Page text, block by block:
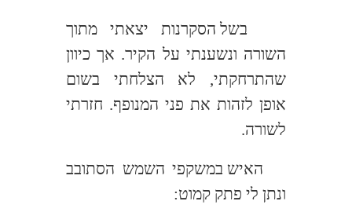
בשל הסקרנות יצאתי מתוך
השורה ונשענתי על הקיר. אך כיוון
שהתרחקתי, לא הצלחתי בשום
אופן לזהות את פני המנופף. חזרתי
לשורה.
האיש במשקפי השמש הסתובב
ונתן לי פתק קמוט: